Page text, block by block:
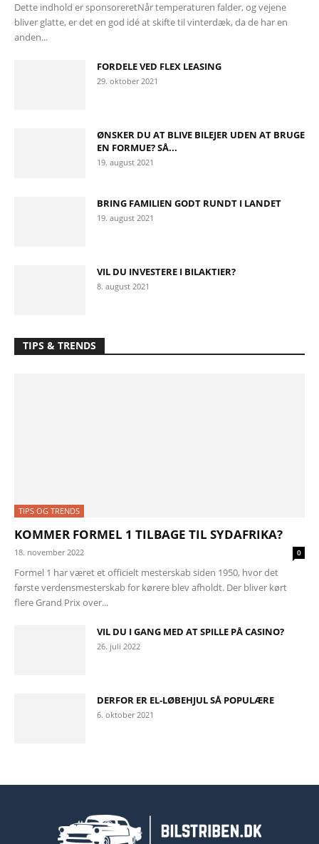
Dette indhold er sponsoreretNår temperaturen falder, og vejene
bliver glatte, er det en god idé at skifte til vinterdæk, da de har en
anden...
FORDELE VED FLEX LEASING
29. oktober 2021
ØNSKER DU AT BLIVE BILEJER UDEN AT BRUGE
EN FORMUE? SÅ...
19. august 2021
BRING FAMILIEN GODT RUNDT I LANDET
19. august 2021
VIL DU INVESTERE I BILAKTIER?
8. august 2021
TIPS & TRENDS
TIPS OG TRENDS
KOMMER FORMEL 1 TILBAGE TIL SYDAFRIKA?
18. november 2022 0
Formel 1 har været et officielt mesterskab siden 1950, hvor det
første verdensmesterskab for kørere blev afholdt. Der bliver kørt
flere Grand Prix over...
VIL DU I GANG MED AT SPILLE PÅ CASINO?
26. juli 2022
DERFOR ER EL-LØBEHJUL SÅ POPULÆRE
6. oktober 2021